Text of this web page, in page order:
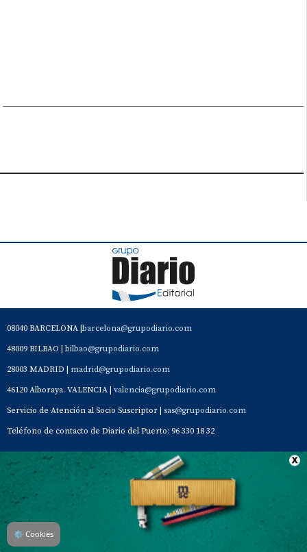
08040 BARCELONA | barcelona@grupodiario.com
48009 BILBAO | bilbao@grupodiario.com
28003 MADRID | madrid@grupodiario.com
46120 Alboraya. VALENCIA | valencia@grupodiario.com
Servicio de Atención al Socio Suscriptor | sas@grupodiario.com
Teléfono de contacto de Diario del Puerto: 96 330 18 32
Contacto Aviso Legal Quiénes somos Política de privacidad
⚙ Cookies